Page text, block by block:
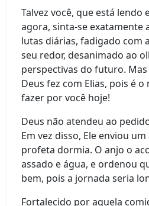
Talvez você, que está lendo
agora, sinta-se exatamente
lutas diárias, fadigado com
seu redor, desanimado ao
perspectivas do futuro.
Deus fez com Elias, pois é
fazer por você hoje!
Deus não atendeu ao
Em vez disso, Ele enviou
profeta dormia. O anjo o
assado e água, e ordenou
bem, pois a jornada seria
Fortalecido por aquela